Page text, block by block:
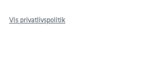
Vis privatlivspolitik